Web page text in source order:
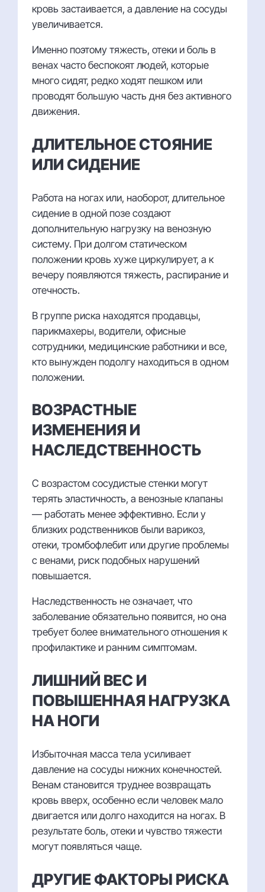
кровь застаивается, а давление на сосуды
увеличивается.
Именно поэтому тяжесть, отеки и боль в
венах часто беспокоят людей, которые
много сидят, редко ходят пешком или
проводят большую часть дня без активного
движения.
ДЛИТЕЛЬНОЕ СТОЯНИЕ
ИЛИ СИДЕНИЕ
Работа на ногах или, наоборот, длительное
сидение в одной позе создают
дополнительную нагрузку на венозную
систему. При долгом статическом
положении кровь хуже циркулирует, а к
вечеру появляются тяжесть, распирание и
отечность.
В группе риска находятся продавцы,
парикмахеры, водители, офисные
сотрудники, медицинские работники и все,
кто вынужден подолгу находиться в одном
положении.
ВОЗРАСТНЫЕ
ИЗМЕНЕНИЯ И
НАСЛЕДСТВЕННОСТЬ
С возрастом сосудистые стенки могут
терять эластичность, а венозные клапаны
— работать менее эффективно. Если у
близких родственников были варикоз,
отеки, тромбофлебит или другие проблемы
с венами, риск подобных нарушений
повышается.
Наследственность не означает, что
заболевание обязательно появится, но она
требует более внимательного отношения к
профилактике и ранним симптомам.
ЛИШНИЙ ВЕС И
ПОВЫШЕННАЯ НАГРУЗКА
НА НОГИ
Избыточная масса тела усиливает
давление на сосуды нижних конечностей.
Венам становится труднее возвращать
кровь вверх, особенно если человек мало
двигается или долго находится на ногах. В
результате боль, отеки и чувство тяжести
могут появляться чаще.
ДРУГИЕ ФАКТОРЫ РИСКА